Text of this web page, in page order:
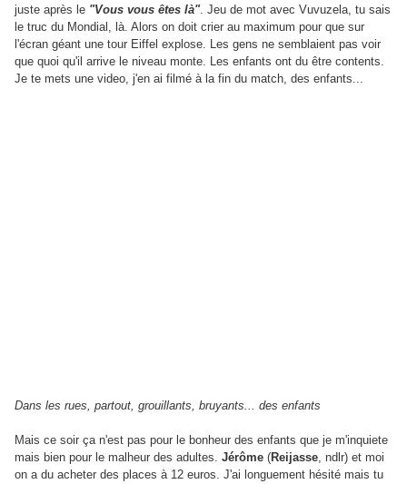
juste après le "Vous vous êtes là". Jeu de mot avec Vuvuzela, tu sais
le truc du Mondial, là. Alors on doit crier au maximum pour que sur
l'écran géant une tour Eiffel explose. Les gens ne semblaient pas voir
que quoi qu'il arrive le niveau monte. Les enfants ont du être contents.
Je te mets une video, j'en ai filmé à la fin du match, des enfants...
Dans les rues, partout, grouillants, bruyants... des enfants
Mais ce soir ça n'est pas pour le bonheur des enfants que je m'inquiete
mais bien pour le malheur des adultes. Jérôme (Reijasse, ndlr) et moi
on a du acheter des places à 12 euros. J'ai longuement hésité mais tu